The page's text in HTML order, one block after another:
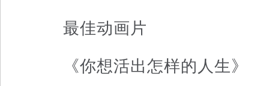
最佳动画片
《你想活出怎样的人生》